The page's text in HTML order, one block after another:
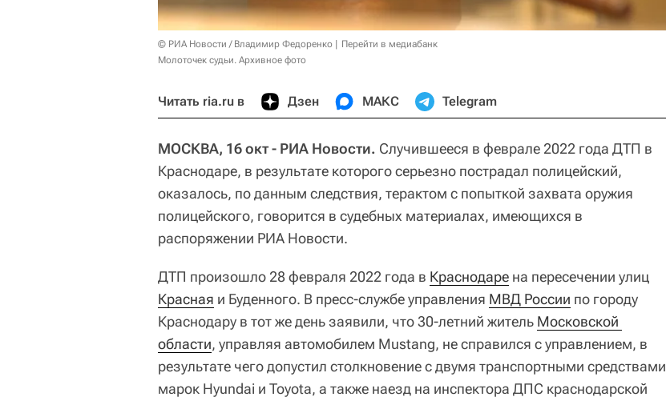
© РИА Новости / Владимир Федоренко
Перейти в медиабанк
Молоточек судьи. Архивное фото
Читать ria.ru в Дзен МАКС Telegram
МОСКВА, 16 окт - РИА Новости. Случившееся в феврале 2022 года ДТП в
Краснодаре, в результате которого серьезно пострадал полицейский,
оказалось, по данным следствия, терактом с попыткой захвата оружия
полицейского, говорится в судебных материалах, имеющихся в
распоряжении РИА Новости.
ДТП произошло 28 февраля 2022 года в Краснодаре на пересечении улиц
Красная и Буденного. В пресс-службе управления МВД России по городу
Краснодару в тот же день заявили, что 30-летний житель Московской
области, управляя автомобилем Mustang, не справился с управлением, в
результате чего допустил столкновение с двумя транспортными средствами
марок Hyundai и Toyota, а также наезд на инспектора ДПС краснодарской